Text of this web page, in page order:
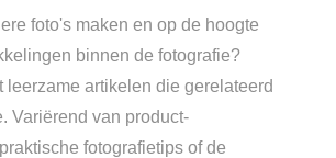
foto's maken en op de hoogte
binnen de fotografie?
leerzame artikelen die gerelateerd
Variërend van product-
fotografietips of de